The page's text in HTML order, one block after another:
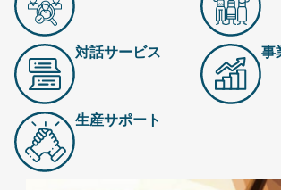
対話サービス 事
生産サポート